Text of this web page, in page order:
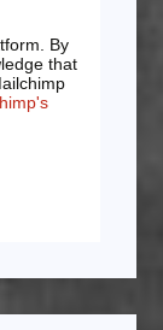
By
that